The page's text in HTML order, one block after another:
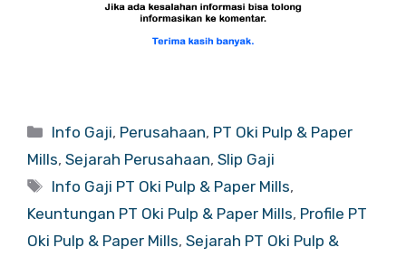
Categories
Info Gaji, Perusahaan, PT Oki Pulp & Paper
Mills, Sejarah Perusahaan, Slip Gaji
Tags
Info Gaji PT Oki Pulp & Paper Mills,
Keuntungan PT Oki Pulp & Paper Mills, Profile PT
Oki Pulp & Paper Mills, Sejarah PT Oki Pulp &